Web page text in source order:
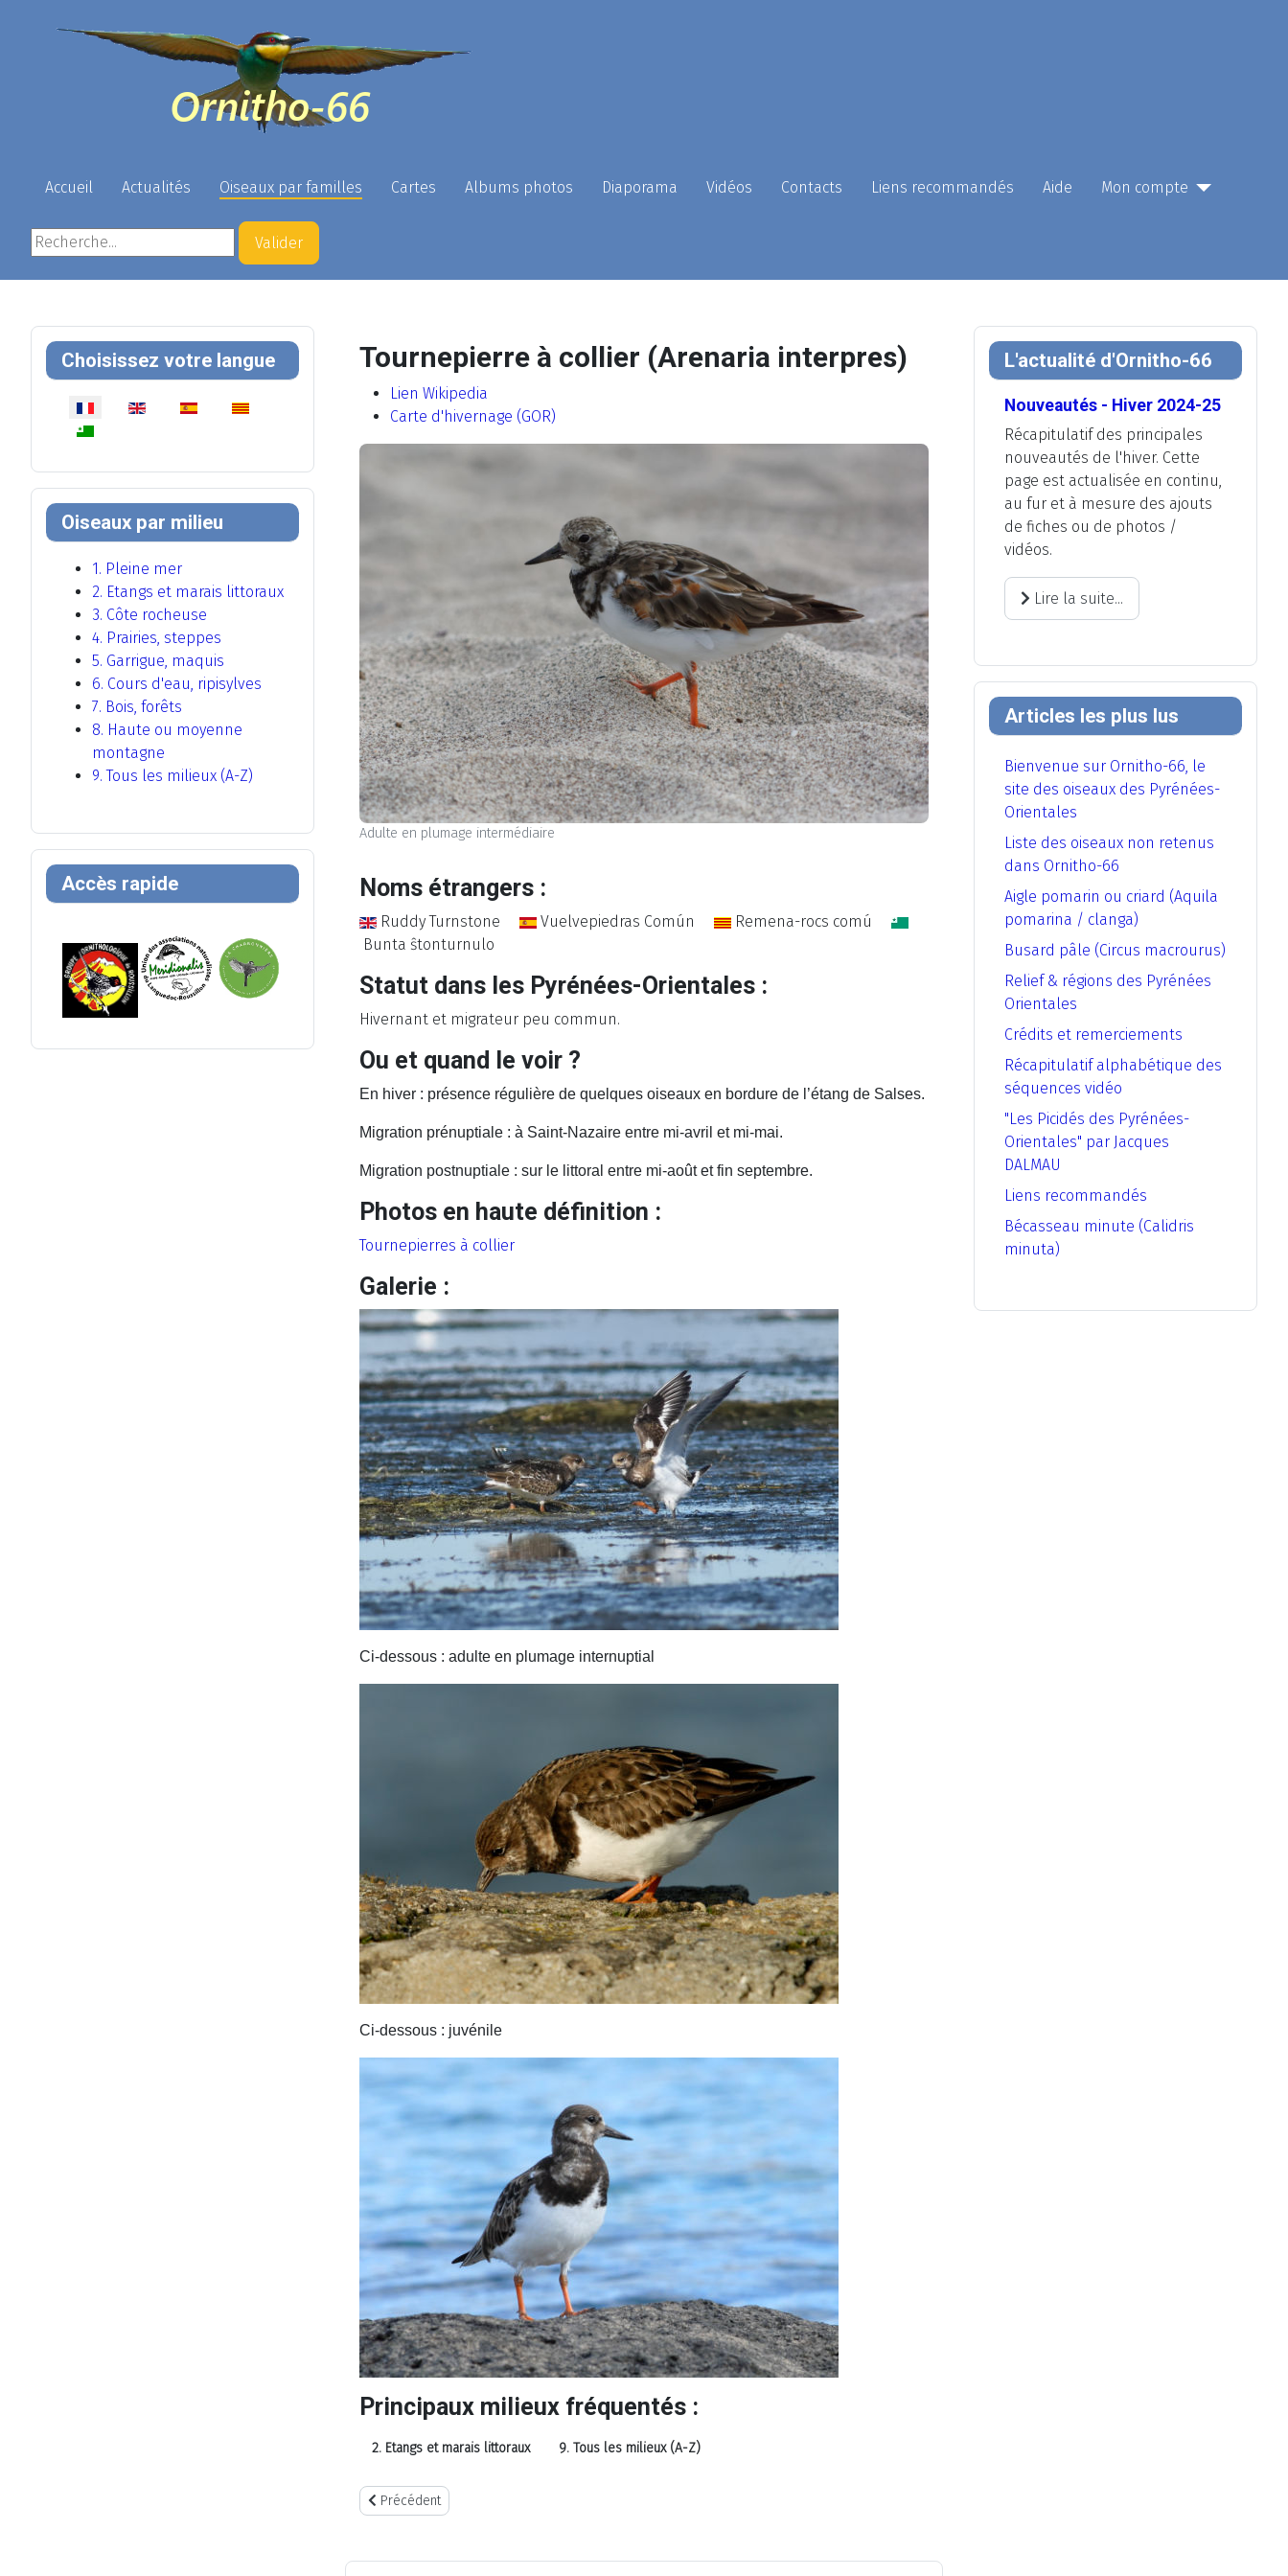
Accueil Actualités Oiseaux par familles Cartes Albums photos Diaporama Vidéos Contacts Liens recommandés Aide Mon compte
Rechercher
Valider
Choisissez votre langue
Sélectionnez votre langue
Oiseaux par milieu
1. Pleine mer
2. Etangs et marais littoraux
3. Côte rocheuse
4. Prairies, steppes
5. Garrigue, maquis
6. Cours d'eau, ripisylves
7. Bois, forêts
8. Haute ou moyenne
montagne
9. Tous les milieux (A-Z)
Accès rapide
Tournepierre à collier (Arenaria interpres)
Lien Wikipedia
Carte d'hivernage (GOR)
Adulte en plumage intermédiaire
Noms étrangers :
Ruddy Turnstone Vuelvepiedras Común
Remena-rocs comú
Bunta ŝtonturnulo
Statut dans les Pyrénées-Orientales :
Hivernant et migrateur peu commun.
Ou et quand le voir ?
En hiver : présence régulière de quelques oiseaux en bordure de l’étang de Salses.
Migration prénuptiale : à Saint-Nazaire entre mi-avril et mi-mai.
Migration postnuptiale : sur le littoral entre mi-août et fin septembre.
Photos en haute définition :
Tournepierres à collier
Galerie :
Ci-dessous : adulte en plumage internuptial
Ci-dessous : juvénile
Principaux milieux fréquentés :
2. Etangs et marais littoraux 9. Tous les milieux (A-Z)
Article précédent : Phalarope à bec large (Phalaropus fulicarius)
Précédent
L'actualité d'Ornitho-66
Nouveautés - Hiver 2024-25
Récapitulatif des principales
nouveautés de l'hiver. Cette
page est actualisée en continu,
au fur et à mesure des ajouts
de fiches ou de photos /
vidéos.
Lire la suite...
Articles les plus lus
Bienvenue sur Ornitho-66, le
site des oiseaux des Pyrénées-
Orientales
Liste des oiseaux non retenus
dans Ornitho-66
Aigle pomarin ou criard (Aquila
pomarina / clanga)
Busard pâle (Circus macrourus)
Relief & régions des Pyrénées
Orientales
Crédits et remerciements
Récapitulatif alphabétique des
séquences vidéo
"Les Picidés des Pyrénées-
Orientales" par Jacques
DALMAU
Liens recommandés
Bécasseau minute (Calidris
minuta)